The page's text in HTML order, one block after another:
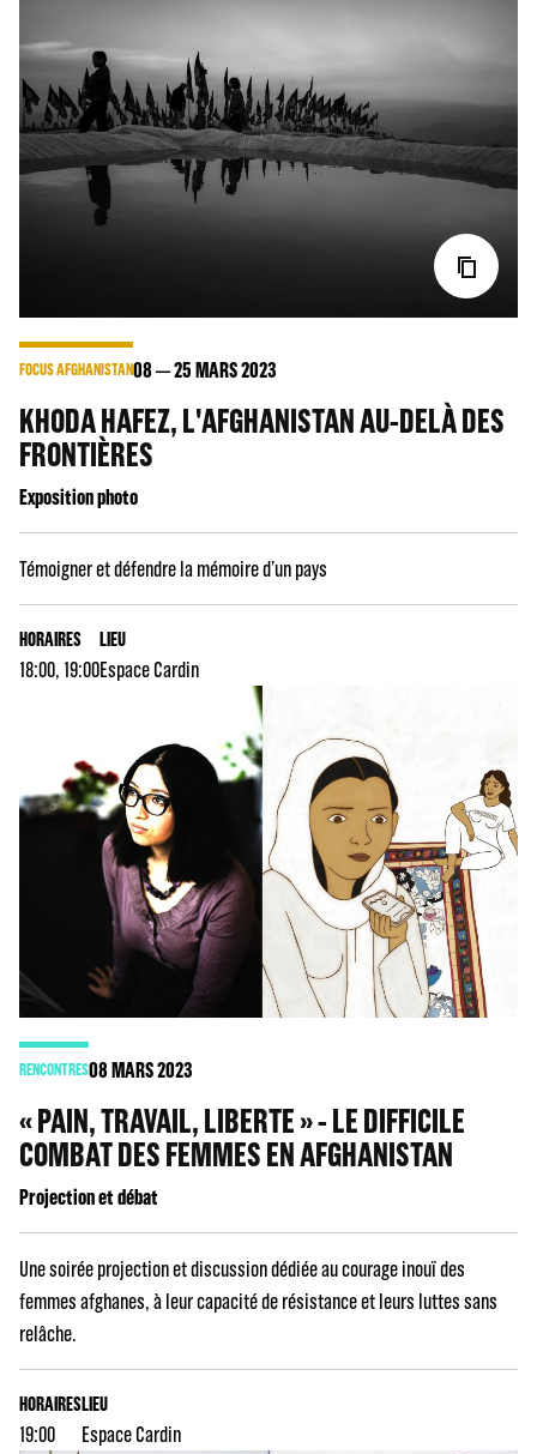
FOCUS AFGHANISTAN08 25MARS 2023
KHODA HAFEZ, L'AFGHANISTAN AU-DELÀ DES
FRONTIÈRES
Exposition photo
Témoigner et défendre la mémoire d’un pays
HORAIRES
18:00, 19:00
LIEU
Espace Cardin
RENCONTRES08MARS 2023
« PAIN, TRAVAIL, LIBERTE » - LE DIFFICILE
COMBAT DES FEMMES EN AFGHANISTAN
Projection et débat
Une soirée projection et discussion dédiée au courage inouï des
femmes afghanes, à leur capacité de résistance et leurs luttes sans
relâche.
HORAIRES
19:00
LIEU
Espace Cardin